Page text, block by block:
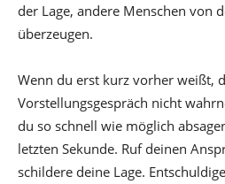
der Lage, andere Menschen von
überzeugen.
Wenn du erst kurz vorher weißt,
Vorstellungsgespräch nicht
du so schnell wie möglich
letzten Sekunde. Ruf deinen
schildere deine Lage.